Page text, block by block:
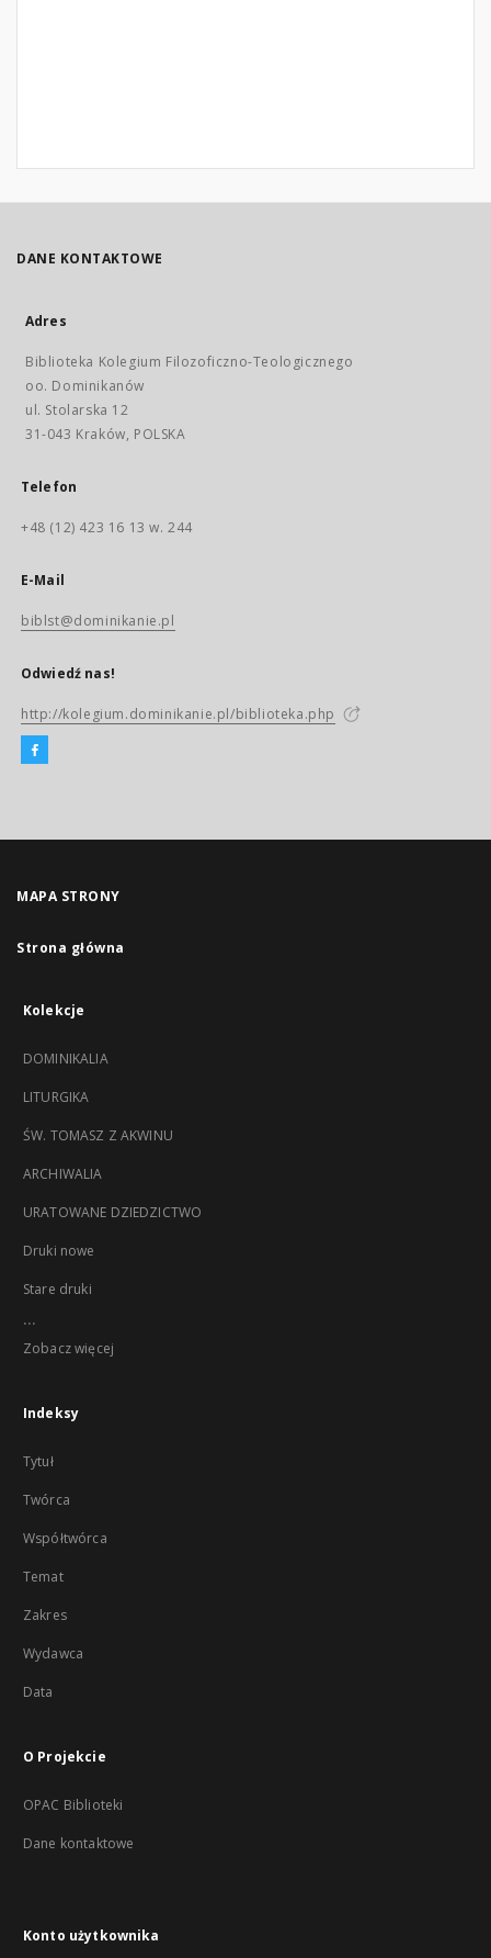
DANE KONTAKTOWE
Adres
Biblioteka Kolegium Filozoficzno-Teologicznego
oo. Dominikanów
ul. Stolarska 12
31-043 Kraków, POLSKA
Telefon
+48 (12) 423 16 13 w. 244
E-Mail
biblst@dominikanie.pl
Odwiedź nas!
http://kolegium.dominikanie.pl/biblioteka.php
MAPA STRONY
Strona główna
Kolekcje
DOMINIKALIA
LITURGIKA
ŚW. TOMASZ Z AKWINU
ARCHIWALIA
URATOWANE DZIEDZICTWO
Druki nowe
Stare druki
...
Zobacz więcej
Indeksy
Tytuł
Twórca
Współtwórca
Temat
Zakres
Wydawca
Data
O Projekcie
OPAC Biblioteki
Dane kontaktowe
Konto użytkownika